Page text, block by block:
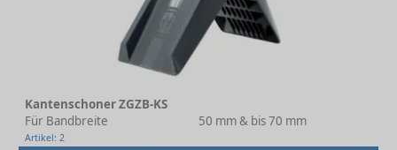
Kantenschoner ZGZB-KS
Für Bandbreite
50 mm & bis 70 mm
Artikel: 2